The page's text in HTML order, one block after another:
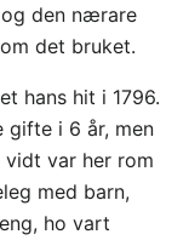
den nærare
det bruket.
hans hit i 1796.
gifte i 6 år, men
var her rom
med barn,
ho vart